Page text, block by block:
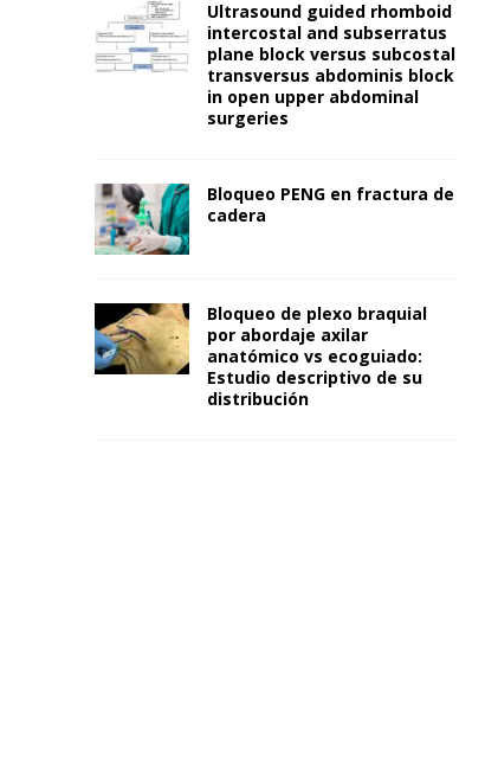
Ultrasound guided rhomboid
intercostal and subserratus
plane block versus subcostal
transversus abdominis block
in open upper abdominal
surgeries
Bloqueo PENG en fractura de
cadera
Bloqueo de plexo braquial
por abordaje axilar
anatómico vs ecoguiado:
Estudio descriptivo de su
distribución